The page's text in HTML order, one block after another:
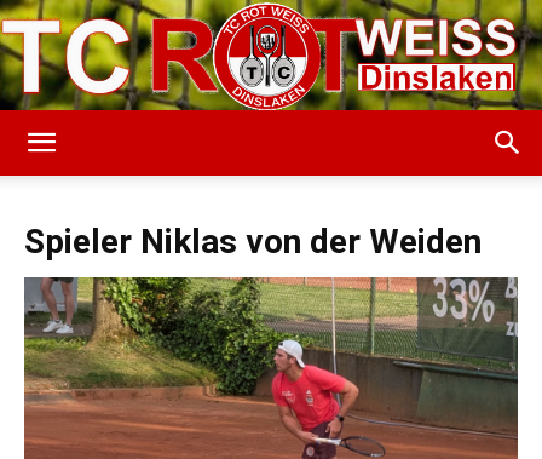
Weiss
Spieler Niklas von der Weiden